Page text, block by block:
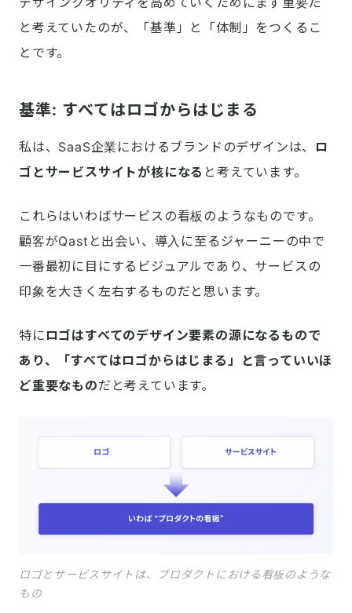
と考えていたのが、「基準」と「体制」をつくるこ
とです。
基準: すべてはロゴからはじまる
私は、SaaS企業におけるブランドのデザインは、 ロ
ゴとサービスサイトが核になる と考えています。
これらはいわばサービスの看板のようなものです。
顧客がQastと出会い、導入に至るジャーニーの中で
一番最初に目にするビジュアルであり、サービスの
印象を大きく左右するものだと思います。
特に ロゴはすべてのデザイン要素の源になるもので
あり、「すべてはロゴからはじまる」と言っていいほ
ど重要なものだと考えています。
ロゴとサービスサイトは、プロダクトにおける看板のような
もの